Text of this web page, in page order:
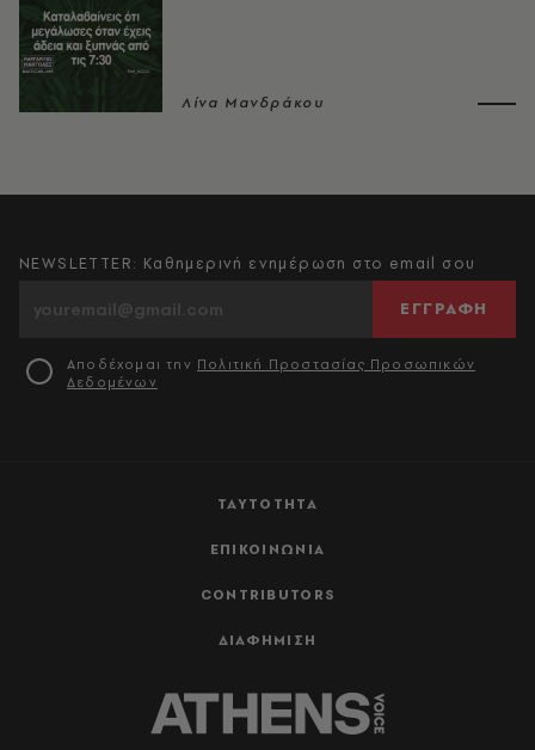
Λίνα Μανδράκου
ΤΑΥΤΟΤΗΤΑ
ΕΠΙΚΟΙΝΩΝΙΑ
CONTRIBUTORS
ΔΙΑΦΗΜΙΣΗ
NEWSLETTER: Καθημερινή ενημέρωση στο email σου
ΕΓΓΡΑΦΗ
Αποδέχομαι την Πολιτική Προστασίας Προσωπικών
Δεδομένων